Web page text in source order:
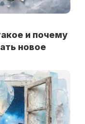
и почему
новое